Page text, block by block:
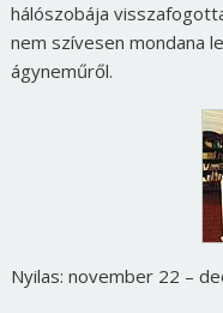
hálószobája
nem szívesen mondana
ágyneműről.
Nyilas: november 22 –